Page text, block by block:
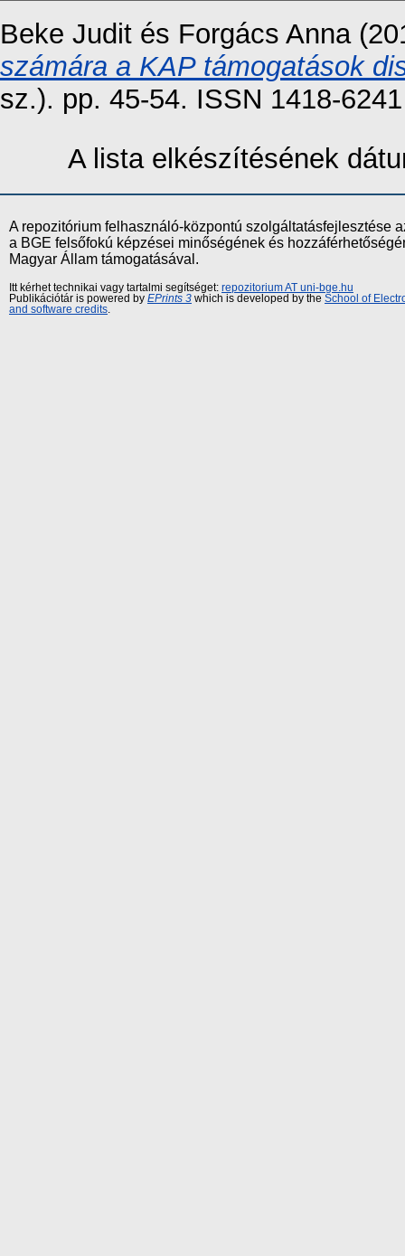
Beke Judit és Forgács Anna
számára a KAP támogatások
sz.). pp. 45-54. ISSN 1418-6241
A lista elkészítésének
A repozitórium felhasználó-központú szolgáltatásfejlesztése
a BGE felsőfokú képzései minőségének és
Magyar Állam támogatásával.
Itt kérhet technikai vagy tartalmi segítséget: repozitorium AT uni-bge.hu
Publikációtár is powered by EPrints 3 which is developed by the School of
and software credits